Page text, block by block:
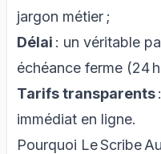
jargon métier ;
Délai : un véritable
échéance ferme (24
Tarifs transparents
immédiat en ligne.
Pourquoi Le Scribe